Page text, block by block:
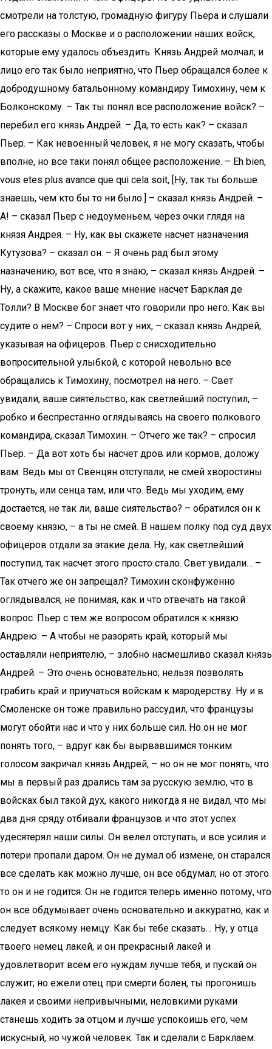
смотрели на толстую, громадную фигуру Пьера и слушали
его рассказы о Москве и о расположении наших войск,
которые ему удалось объездить. Князь Андрей молчал, и
лицо его так было неприятно, что Пьер обращался более к
добродушному батальонному командиру Тимохину, чем к
Болконскому. – Так ты понял все расположение войск? –
перебил его князь Андрей. – Да, то есть как? – сказал
Пьер. – Как невоенный человек, я не могу сказать, чтобы
вполне, но все таки понял общее расположение. – Eh bien,
vous etes plus avance que qui cela soit, [Ну, так ты больше
знаешь, чем кто бы то ни было.] – сказал князь Андрей. –
A! – сказал Пьер с недоуменьем, через очки глядя на
князя Андрея. – Ну, как вы скажете насчет назначения
Кутузова? – сказал он. – Я очень рад был этому
назначению, вот все, что я знаю, – сказал князь Андрей. –
Ну, а скажите, какое ваше мнение насчет Барклая де
Толли? В Москве бог знает что говорили про него. Как вы
судите о нем? – Спроси вот у них, – сказал князь Андрей,
указывая на офицеров. Пьер с снисходительно
вопросительной улыбкой, с которой невольно все
обращались к Тимохину, посмотрел на него. – Свет
увидали, ваше сиятельство, как светлейший поступил, –
робко и беспрестанно оглядываясь на своего полкового
командира, сказал Тимохин. – Отчего же так? – спросил
Пьер. – Да вот хоть бы насчет дров или кормов, доложу
вам. Ведь мы от Свенцян отступали, не смей хворостины
тронуть, или сенца там, или что. Ведь мы уходим, ему
достается, не так ли, ваше сиятельство? – обратился он к
своему князю, – а ты не смей. В нашем полку под суд двух
офицеров отдали за этакие дела. Ну, как светлейший
поступил, так насчет этого просто стало. Свет увидали… –
Так отчего же он запрещал? Тимохин сконфуженно
оглядывался, не понимая, как и что отвечать на такой
вопрос. Пьер с тем же вопросом обратился к князю
Андрею. – А чтобы не разорять край, который мы
оставляли неприятелю, – злобно насмешливо сказал князь
Андрей. – Это очень основательно; нельзя позволять
грабить край и приучаться войскам к мародерству. Ну и в
Смоленске он тоже правильно рассудил, что французы
могут обойти нас и что у них больше сил. Но он не мог
понять того, – вдруг как бы вырвавшимся тонким
голосом закричал князь Андрей, – но он не мог понять, что
мы в первый раз дрались там за русскую землю, что в
войсках был такой дух, какого никогда я не видал, что мы
два дня сряду отбивали французов и что этот успех
удесятерял наши силы. Он велел отступать, и все усилия и
потери пропали даром. Он не думал об измене, он старался
все сделать как можно лучше, он все обдумал; но от этого
то он и не годится. Он не годится теперь именно потому, что
он все обдумывает очень основательно и аккуратно, как и
следует всякому немцу. Как бы тебе сказать… Ну, у отца
твоего немец лакей, и он прекрасный лакей и
удовлетворит всем его нуждам лучше тебя, и пускай он
служит; но ежели отец при смерти болен, ты прогонишь
лакея и своими непривычными, неловкими руками
станешь ходить за отцом и лучше успокоишь его, чем
искусный, но чужой человек. Так и сделали с Барклаем.